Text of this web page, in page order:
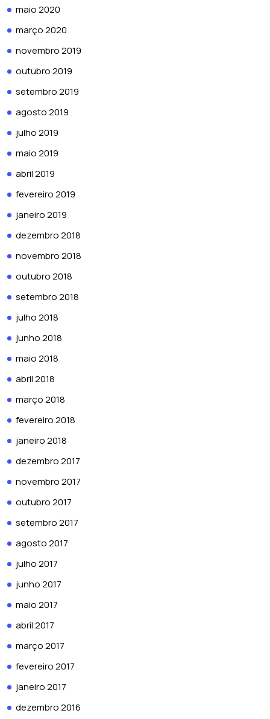
maio 2020
março 2020
novembro 2019
outubro 2019
setembro 2019
agosto 2019
julho 2019
maio 2019
abril 2019
fevereiro 2019
janeiro 2019
dezembro 2018
novembro 2018
outubro 2018
setembro 2018
julho 2018
junho 2018
maio 2018
abril 2018
março 2018
fevereiro 2018
janeiro 2018
dezembro 2017
novembro 2017
outubro 2017
setembro 2017
agosto 2017
julho 2017
junho 2017
maio 2017
abril 2017
março 2017
fevereiro 2017
janeiro 2017
dezembro 2016